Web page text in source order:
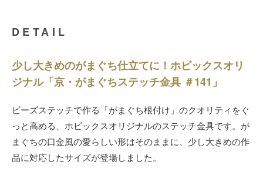
DETAIL
少し大きめのがまぐち仕立てに！ホビックスオリ
ジナル「京・がまぐちステッチ金具 ＃141」
ビーズステッチで作る「がまぐち根付け」のクオリティをぐ
っと高める、ホビックスオリジナルのステッチ金具です。が
まぐちの口金風の愛らしい形はそのままに、少し大きめの作
品に対応したサイズが登場しました。